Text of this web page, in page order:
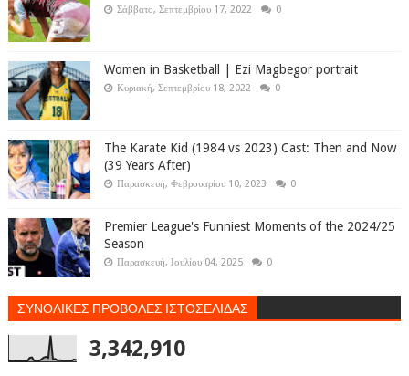
Σάββατο, Σεπτεμβρίου 17, 2022 0
Women in Basketball | Ezi Magbegor portrait
Κυριακή, Σεπτεμβρίου 18, 2022 0
The Karate Kid (1984 vs 2023) Cast: Then and Now
(39 Years After)
Παρασκευή, Φεβρουαρίου 10, 2023 0
Premier League's Funniest Moments of the 2024/25
Season
Παρασκευή, Ιουλίου 04, 2025 0
ΣΥΝΟΛΙΚΕΣ ΠΡΟΒΟΛΕΣ ΙΣΤΟΣΕΛΙΔΑΣ
3,342,910